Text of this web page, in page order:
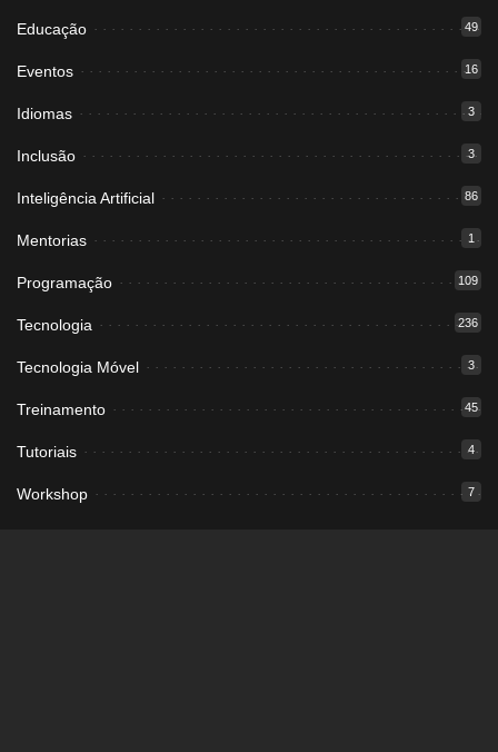
Educação 49
Eventos 16
Idiomas 3
Inclusão 3
Inteligência Artificial 86
Mentorias 1
Programação 109
Tecnologia 236
Tecnologia Móvel 3
Treinamento 45
Tutoriais 4
Workshop 7